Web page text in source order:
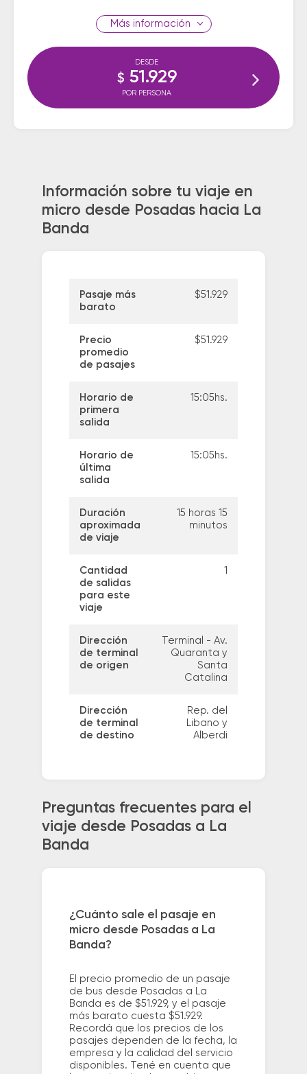
información
DESDE
$ 51.929
POR PERSONA
Información sobre tu viaje en
micro desde Posadas hacia La
Banda
Pasaje más
barato
$51.929
Precio
promedio
de pasajes
$51.929
Horario de
primera
salida
15:05hs.
Horario de
última
salida
15:05hs.
Duración
aproximada
de viaje
15 horas 15
minutos
Cantidad
de salidas
para este
viaje
1
Dirección
de terminal
de origen
Terminal - Av.
Quaranta y
Santa
Catalina
Dirección
de terminal
de destino
Rep. del
Libano y
Alberdi
Preguntas frecuentes para el
viaje desde Posadas a La
Banda
¿Cuánto sale el pasaje en
micro desde Posadas a La
Banda?
El precio promedio de un pasaje
de bus desde Posadas a La
Banda es de $51.929, y el pasaje
más barato cuesta $51.929.
Recordá que los precios de los
pasajes dependen de la fecha, la
empresa y la calidad del servicio
disponibles. Tené en cuenta que